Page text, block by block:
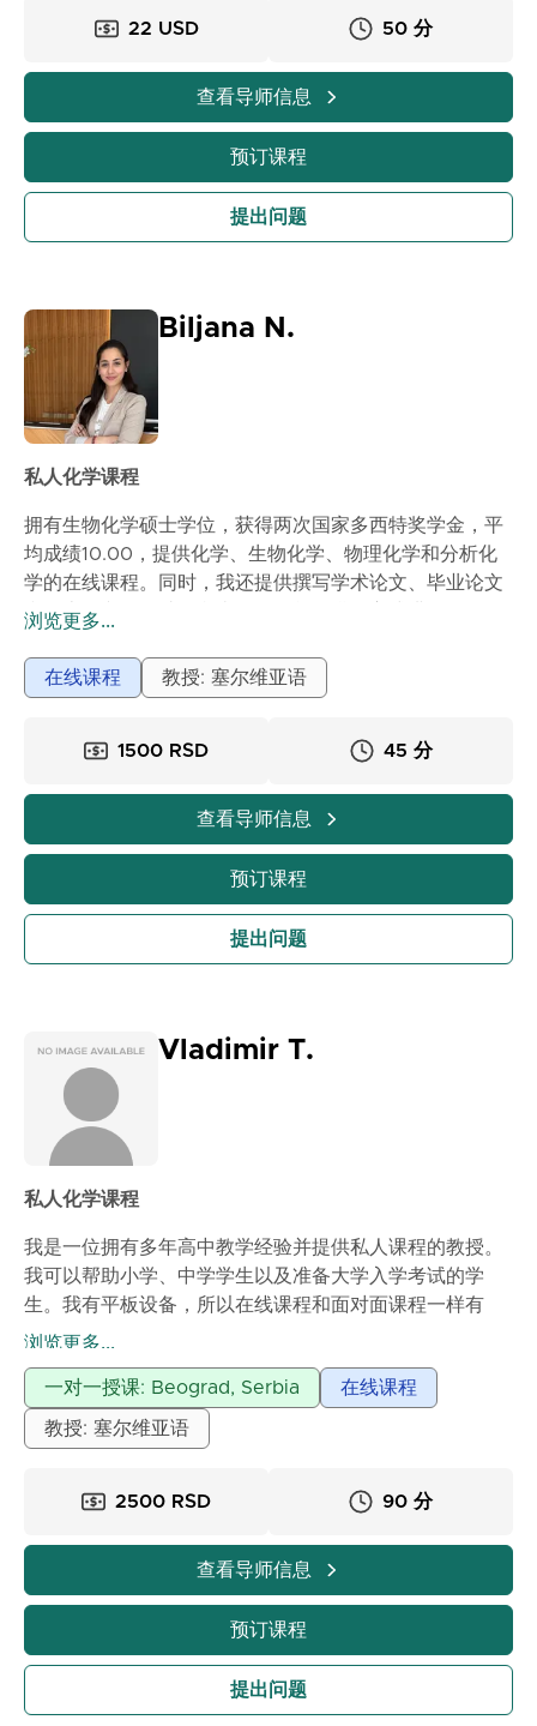
认知和概念化的方式教授化学，专注于帮助学生真正理解
立坚实的基础，提高解决问题的能力，并增强学生对化学
的信心。如果你想让化学变得更清晰、更有趣、更容易理
解，我很乐意在你的学习旅程中指导你。预约一节课，让
22 USD 50 分
查看导师信息
预订课程
提出问题
Biljana N.
私人化学课程
拥有生物化学硕士学位，获得两次国家多西特奖学金，平
均成绩10.00，提供化学、生物化学、物理化学和分析化
学的在线课程。同时，我还提供撰写学术论文、毕业论文
和硕士论文的帮助。我喜欢用简单易懂的方式讲解知识，
如果你觉得化学复杂——我们一起将它简化。我们会做练
习题，学习理论知识，并为考试、答辩或入学考试做准
我耐心、专注，并根据每个学生的学习节奏调整教学进
浏览更多...
在线课程 教授: 塞尔维亚语
1500 RSD 45 分
查看导师信息
预订课程
提出问题
Vladimir T.
私人化学课程
我是一位拥有多年高中教学经验并提供私人课程的教授。
我可以帮助小学、中学学生以及准备大学入学考试的学
生。我有平板设备，所以在线课程和面对面课程一样有
效。Vladimir
浏览更多...
一对一授课: Beograd, Serbia 在线课程
教授: 塞尔维亚语
2500 RSD 90 分
查看导师信息
预订课程
提出问题